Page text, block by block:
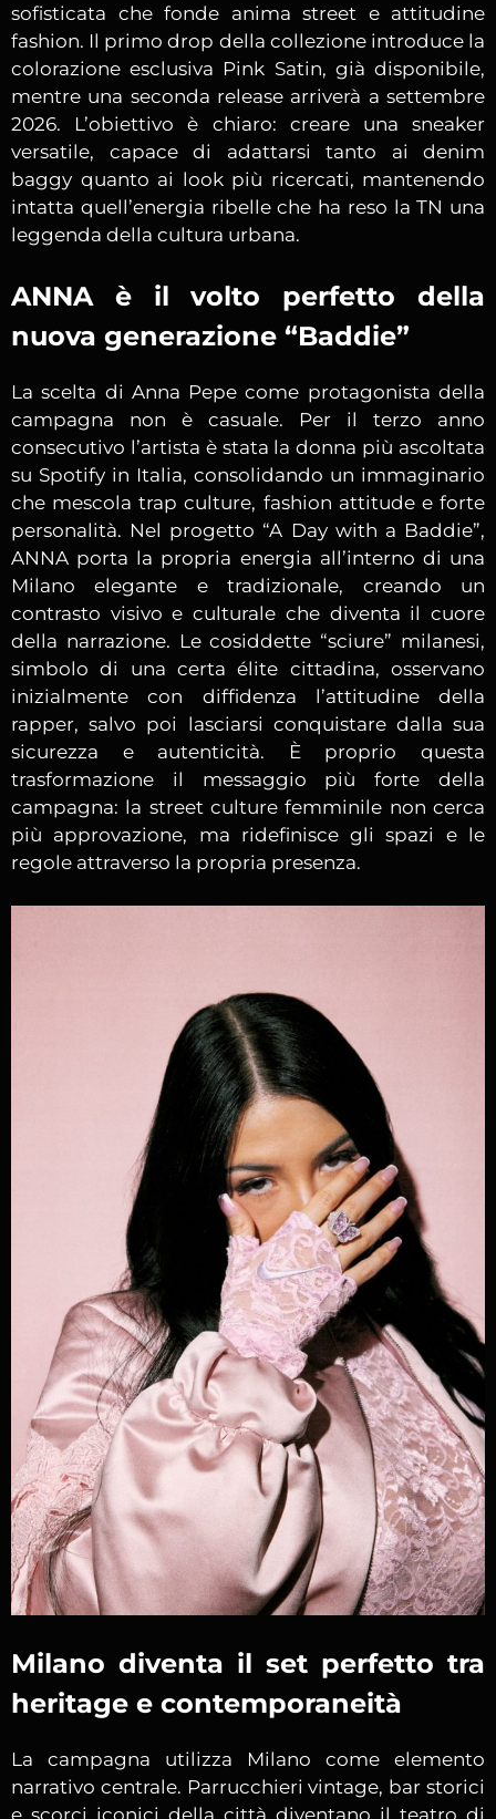
sofisticata che fonde anima street e attitudine
fashion. Il primo drop della collezione introduce la
colorazione esclusiva Pink Satin, già disponibile,
mentre una seconda release arriverà a settembre
2026. L’obiettivo è chiaro: creare una sneaker
versatile, capace di adattarsi tanto ai denim
baggy quanto ai look più ricercati, mantenendo
intatta quell’energia ribelle che ha reso la TN una
leggenda della cultura urbana.
ANNA è il volto perfetto della
nuova generazione “Baddie”
La scelta di Anna Pepe come protagonista della
campagna non è casuale. Per il terzo anno
consecutivo l’artista è stata la donna più ascoltata
su Spotify in Italia, consolidando un immaginario
che mescola trap culture, fashion attitude e forte
personalità. Nel progetto “A Day with a Baddie”,
ANNA porta la propria energia all’interno di una
Milano elegante e tradizionale, creando un
contrasto visivo e culturale che diventa il cuore
della narrazione. Le cosiddette “sciure” milanesi,
simbolo di una certa élite cittadina, osservano
inizialmente con diffidenza l’attitudine della
rapper, salvo poi lasciarsi conquistare dalla sua
sicurezza e autenticità. È proprio questa
trasformazione il messaggio più forte della
campagna: la street culture femminile non cerca
più approvazione, ma ridefinisce gli spazi e le
regole attraverso la propria presenza.
Milano diventa il set perfetto tra
heritage e contemporaneità
La campagna utilizza Milano come elemento
narrativo centrale. Parrucchieri vintage, bar storici
e scorci iconici della città diventano il teatro di